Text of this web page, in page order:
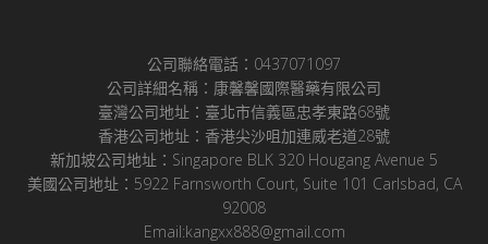
公司聯絡電話：0437071097
公司詳細名稱：康馨馨國際醫藥有限公司
臺灣公司地址：臺北市信義區忠孝東路68號
香港公司地址：香港尖沙咀加連威老道28號
新加坡公司地址：Singapore BLK 320 Hougang Avenue 5
美國公司地址：5922 Farnsworth Court, Suite 101 Carlsbad, CA
92008
Email:kangxx888@gmail.com